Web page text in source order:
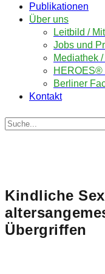
Publikationen
Über uns
Leitbild /
Jobs und
Mediathek
HEROES®
Berliner
Kontakt
Suche
Kindliche
Übergriffen